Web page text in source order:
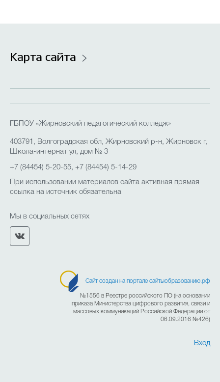
Карта сайта
ГБПОУ «Жирновский педагогический колледж»
403791, Волгоградская обл, Жирновский р-н, Жирновск г,
Школа-интернат ул, дом № 3
+7 (84454) 5-20-55, +7 (84454) 5-14-29
При использовании материалов сайта активная прямая
ссылка на источник обязательна
Мы в социальных сетях
Сайт создан на портале сайтыобразованию.рф
№1556 в Реестре российского ПО (на основании
приказа Министерства цифрового развития, связи и
массовых коммуникаций Российской Федерации от
06.09.2016 №426)
Вход